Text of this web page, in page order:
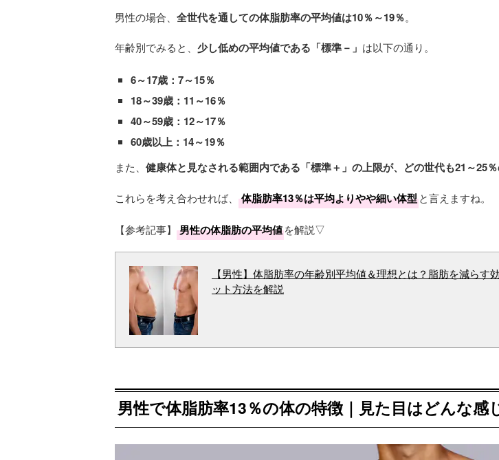
男性の場合、 全世代を通しての体脂肪率の平均値は10％～19％。
年齢別でみると、 少し低めの平均値である「標準－」 は以下の通り。
6～17歳：7～15％
18～39歳：11～16％
40～59歳：12～17％
60歳以上：14～19％
また、 健康体と見なされる範囲内である「標準＋」の上限が、どの世代も21～25
これらを考え合わせれば、 体脂肪率13％は平均よりやや細い体型と言えますね。
【参考記事】 男性の体脂肪の平均値を解説▽
【男性】体脂肪率の年齢別平均値＆理想とは？脂肪を減らす
ット方法を解説
男性で体脂肪率13％の体の特徴｜見た目はどんな感